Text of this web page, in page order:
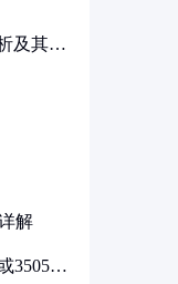
及其在
解
3505代